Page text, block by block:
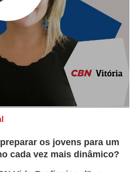
os jovens para um
cada vez mais dinâmico?